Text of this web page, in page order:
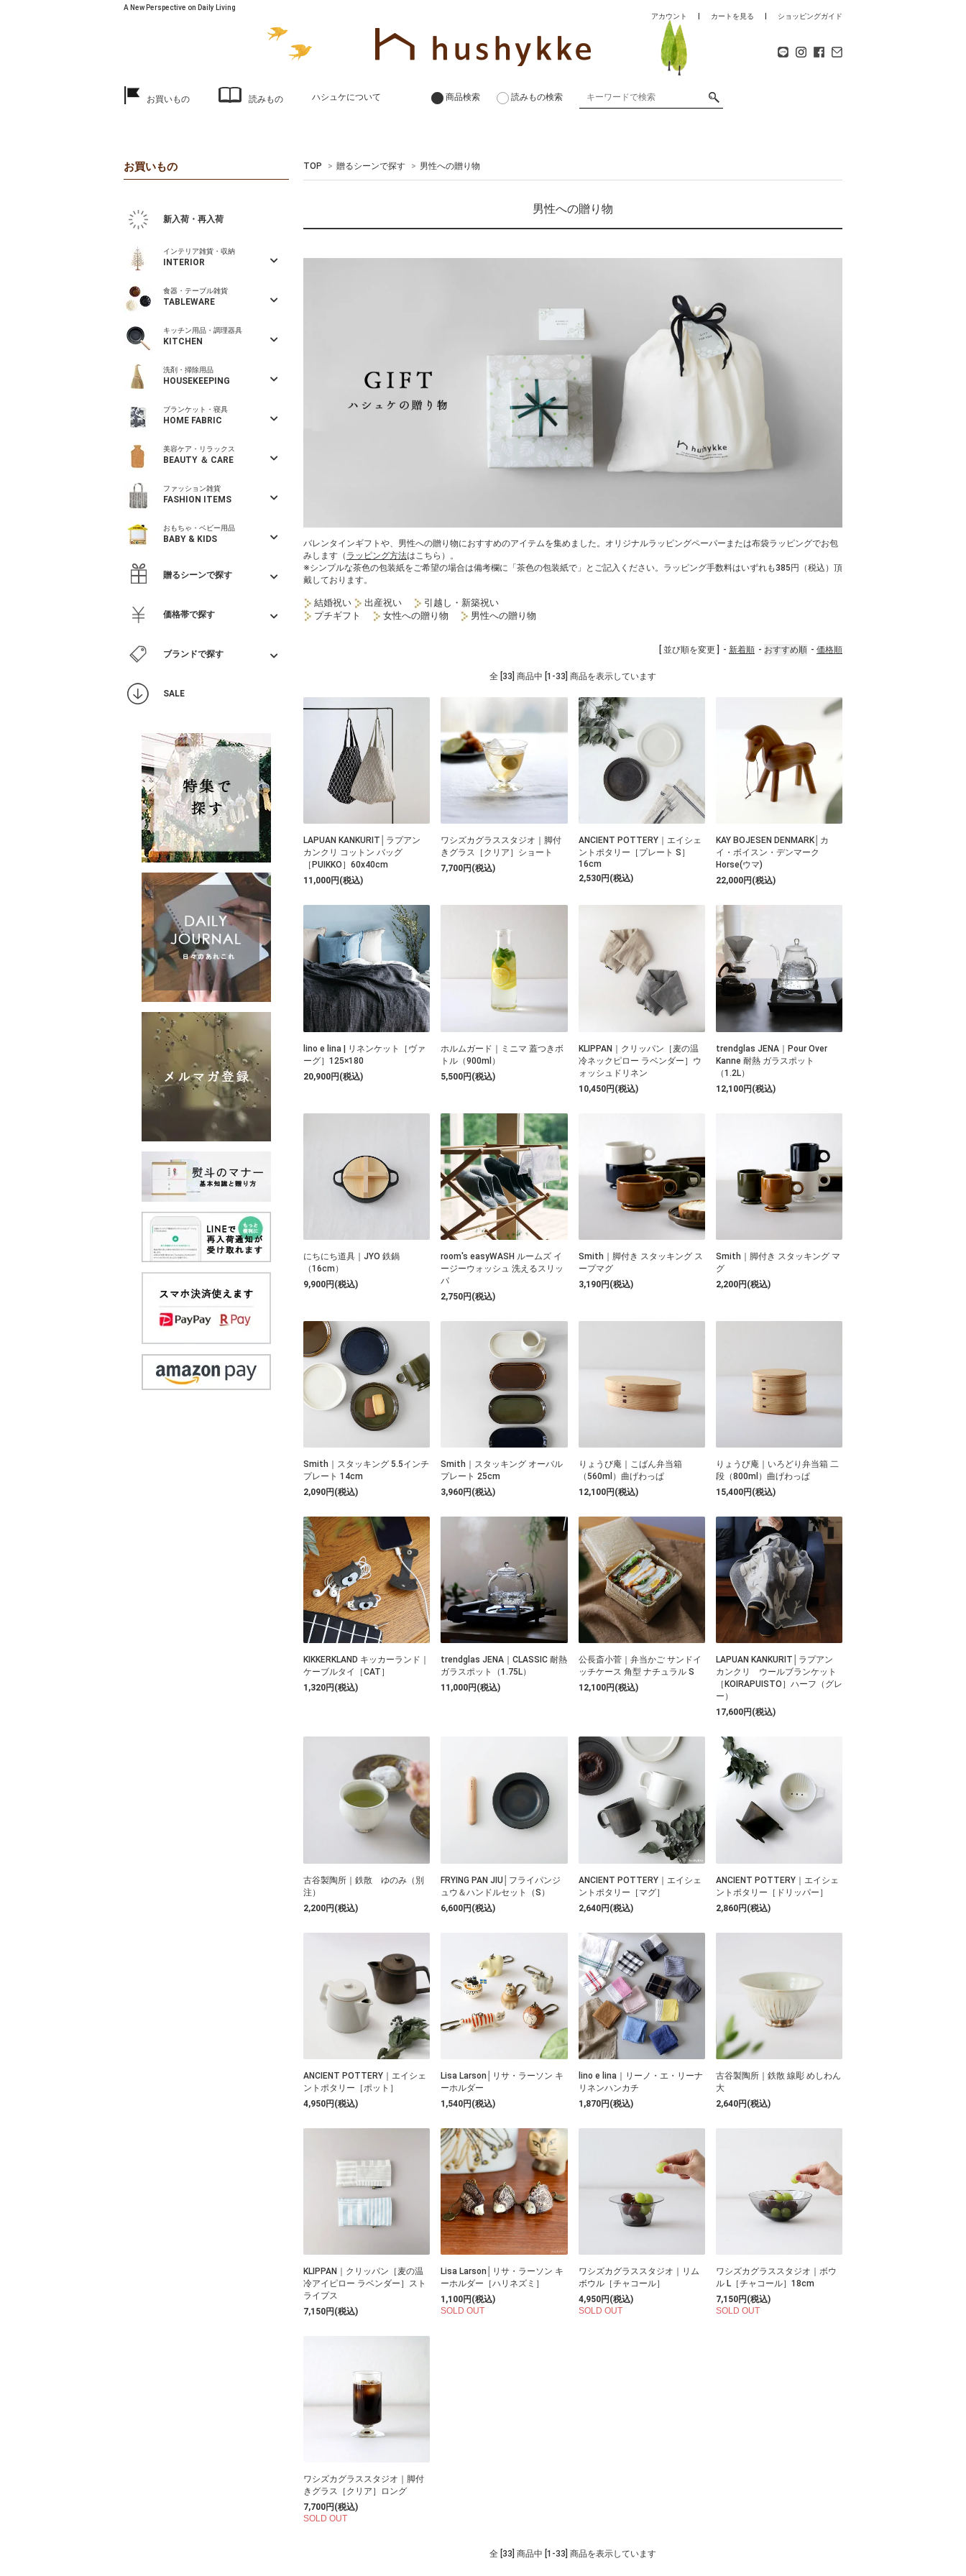
A New Perspective on Daily Living
アカウント
カートを見る ショッピングガイド
お買いもの 読みもの ハシュケについて 商品検索 読みもの検索
TOP > 贈るシーンで探す > 男性への贈り物
男性への贈り物
バレンタインギフトや、男性への贈り物におすすめのアイテムを集めました。オリジナルラッピングペーパーまたは布袋ラッピングでお包
みします（ ラッピング方法はこちら）。
※シンプルな茶色の包装紙をご希望の場合は備考欄に「茶色の包装紙で」とご記入ください。ラッピング手数料はいずれも385円（税込）頂
戴しております。
結婚祝い 出産祝い
引越し・新築祝い
プチギフト
女性への贈り物 男性への贈り物
[ 並び順を変更 ] 新着順 おすすめ順 価格順
全 [33] 商品中 [1-33] 商品を表示しています
LAPUAN KANKURIT│ラプアン
カンクリ コットン バッグ
［PUIKKO］60x40cm
11,000円(税込)
ワシズカグラススタジオ｜脚付
きグラス［クリア］ショート
7,700円(税込)
ANCIENT POTTERY｜エイシェ
ントポタリー［プレート S］
16cm
2,530円(税込)
KAY BOJESEN DENMARK│カ
イ・ボイスン・デンマーク
Horse(ウマ)
22,000円(税込)
lino e lina | リネンケット［ヴァ
ーグ］125×180
20,900円(税込)
ホルムガード｜ミニマ 蓋つきボ
トル（900ml）
5,500円(税込)
KLIPPAN｜クリッパン［麦の温
冷ネックピロー ラベンダー］ウ
ォッシュドリネン
10,450円(税込)
trendglas JENA｜Pour Over
Kanne 耐熱 ガラスポット
（1.2L）
12,100円(税込)
にちにち道具｜JYO 鉄鍋
（16cm）
9,900円(税込)
room's easyWASH ルームズ イ
ージーウォッシュ 洗えるスリッ
パ
2,750円(税込)
Smith｜脚付き スタッキング ス
ープマグ
3,190円(税込)
Smith｜脚付き スタッキング マ
グ
2,200円(税込)
Smith｜スタッキング 5.5インチ
プレート 14cm
2,090円(税込)
Smith｜スタッキング オーバル
プレート 25cm
3,960円(税込)
りょうび庵｜こばん弁当箱
（560ml）曲げわっぱ
12,100円(税込)
りょうび庵｜いろどり弁当箱 二
段（800ml）曲げわっぱ
15,400円(税込)
KIKKERKLAND キッカーランド｜
ケーブルタイ［CAT］
1,320円(税込)
trendglas JENA｜CLASSIC 耐熱
ガラスポット（1.75L）
11,000円(税込)
公長斎小菅｜弁当かご サンドイ
ッチケース 角型 ナチュラル S
12,100円(税込)
LAPUAN KANKURIT│ラプアン
カンクリ ウールブランケット
［KOIRAPUISTO］ハーフ（グレ
ー）
17,600円(税込)
古谷製陶所｜鉄散 ゆのみ（別
注）
2,200円(税込)
FRYING PAN JIU│フライパンジ
ュウ＆ハンドルセット（S）
6,600円(税込)
ANCIENT POTTERY｜エイシェ
ントポタリー［マグ］
2,640円(税込)
ANCIENT POTTERY｜エイシェ
ントポタリー［ドリッパー］
2,860円(税込)
ANCIENT POTTERY｜エイシェ
ントポタリー［ポット］
4,950円(税込)
Lisa Larson│リサ・ラーソン キ
ーホルダー
1,540円(税込)
lino e lina｜リーノ・エ・リーナ
リネンハンカチ
1,870円(税込)
古谷製陶所｜鉄散 線彫 めしわん
大
2,640円(税込)
KLIPPAN｜クリッパン［麦の温
冷アイピロー ラベンダー］スト
ライプス
7,150円(税込)
Lisa Larson│リサ・ラーソン キ
ーホルダー［ハリネズミ］
1,100円(税込)
SOLD OUT
ワシズカグラススタジオ｜リム
ボウル［チャコール］
4,950円(税込)
SOLD OUT
ワシズカグラススタジオ｜ボウ
ル L［チャコール］18cm
7,150円(税込)
SOLD OUT
ワシズカグラススタジオ｜脚付
きグラス［クリア］ロング
7,700円(税込)
SOLD OUT
全 [33] 商品中 [1-33] 商品を表示しています
お買いもの
新入荷・再入荷
インテリア雑貨・収納
INTERIOR
食器・テーブル雑貨
TABLEWARE
キッチン用品・調理器具
KITCHEN
洗剤・掃除用品
HOUSEKEEPING
ブランケット・寝具
HOME FABRIC
美容ケア・リラックス
BEAUTY ＆ CARE
ファッション雑貨
FASHION ITEMS
おもちゃ・ベビー用品
BABY & KIDS
贈るシーンで探す
価格帯で探す
ブランドで探す
SALE